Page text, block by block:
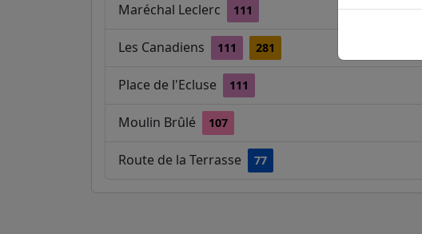
Maréchal Leclerc 111
Les Canadiens 111 281
Place de l'Ecluse 111
Moulin Brûlé 107
Route de la Terrasse 77